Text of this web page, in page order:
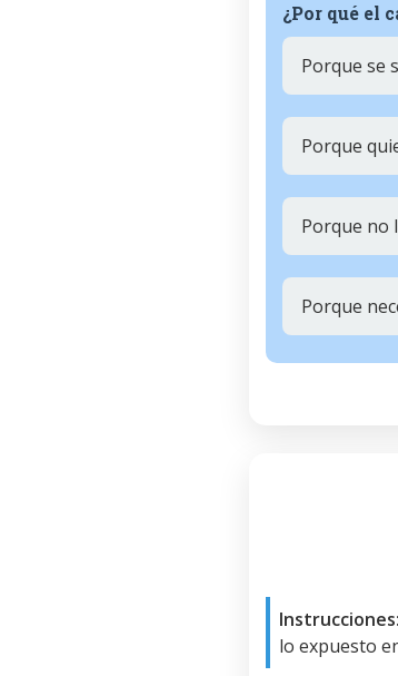
¿Por qué el
Porque se
Porque
Porque no
Porque
Instrucciones:
lo expuesto